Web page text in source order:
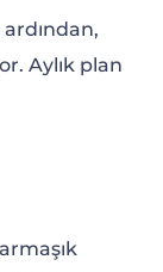
Aylık plan